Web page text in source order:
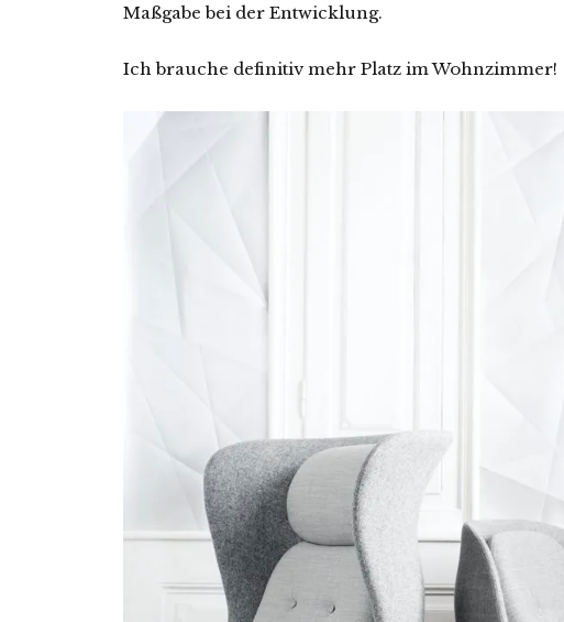
Maßgabe bei der Entwicklung.
Ich brauche definitiv mehr Platz im Wohnzimmer!